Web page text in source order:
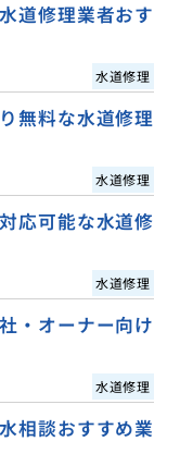
道修理業者おす
水道修理
無料な水道修理
水道修理
応可能な水道修
水道修理
・オーナー向け
水道修理
相談おすすめ業